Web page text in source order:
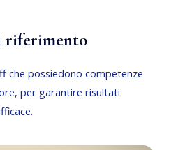
riferimento
che possiedono competenze
per garantire risultati